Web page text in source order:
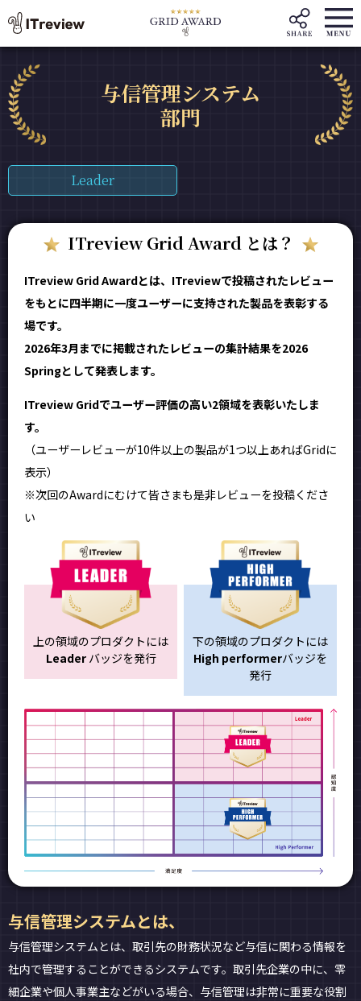
与信管理システム
部門
Leader
ITreview Grid Award とは？
ITreview Grid Awardとは、ITreviewで投稿されたレビュー
をもとに四半期に一度ユーザーに支持された製品を表彰する
場です。
2026年3月までに掲載されたレビューの集計結果を2026
Springとして発表します。
ITreview Gridでユーザー評価の高い2領域を表彰いたしま
す。
（ユーザーレビューが10件以上の製品が1つ以上あればGridに
表示）
※次回のAwardにむけて皆さまも是非レビューを投稿くださ
い
上の領域のプロダクトには
Leaderバッジを発行
下の領域のプロダクトには
High performerバッジを
発行
与信管理システムとは、
与信管理システムとは、取引先の財務状況など与信に関わる情報を
社内で管理することができるシステムです。取引先企業の中に、零
細企業や個人事業主などがいる場合、与信管理は非常に重要な役割